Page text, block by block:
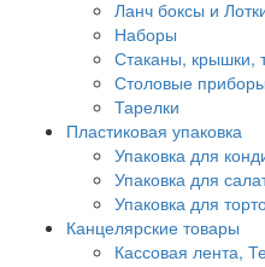
Ланч боксы и
Наборы
Стаканы, крышки,
Столовые приборы
Тарелки
Пластиковая упаковка
Упаковка для
Упаковка для
Упаковка для
Канцелярские товары
Кассовая лента,